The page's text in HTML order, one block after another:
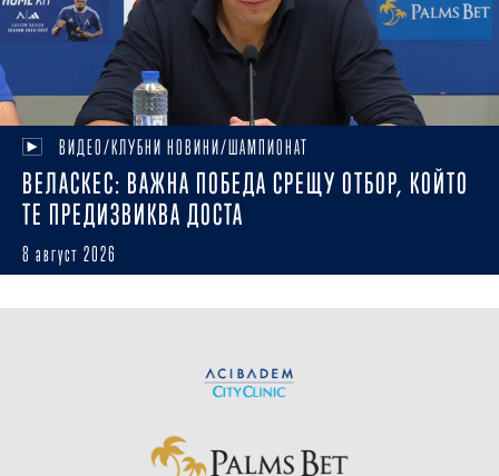
ВИДЕО/КЛУБНИ НОВИНИ/ШАМПИОНАТ
ВЕЛАСКЕС: ВАЖНА ПОБЕДА СРЕЩУ ОТБОР, КОЙТО
ТЕ ПРЕДИЗВИКВА ДОСТА
8 август 2026